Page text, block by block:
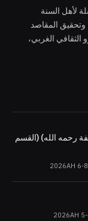
لأهل السنة
وتحقيق المقاصد
الثقافي الغربي،
رحمه الله) (القسم